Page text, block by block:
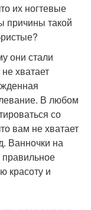
их ногтевые
причины такой
они стали
хватает
В любом
со
вам не хватает
Ванночки на
красоту и